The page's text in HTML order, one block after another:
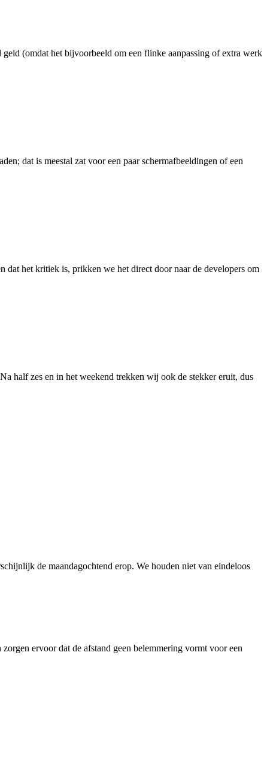
(omdat het bijvoorbeeld om een flinke aanpassing of extra werk
dat is meestal zat voor een paar schermafbeeldingen of een
het kritiek is, prikken we het direct door naar de developers om
half zes en in het weekend trekken wij ook de stekker eruit, dus
de maandagochtend erop. We houden niet van eindeloos
ervoor dat de afstand geen belemmering vormt voor een